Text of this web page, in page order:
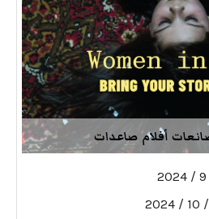
أفلام صاعدات